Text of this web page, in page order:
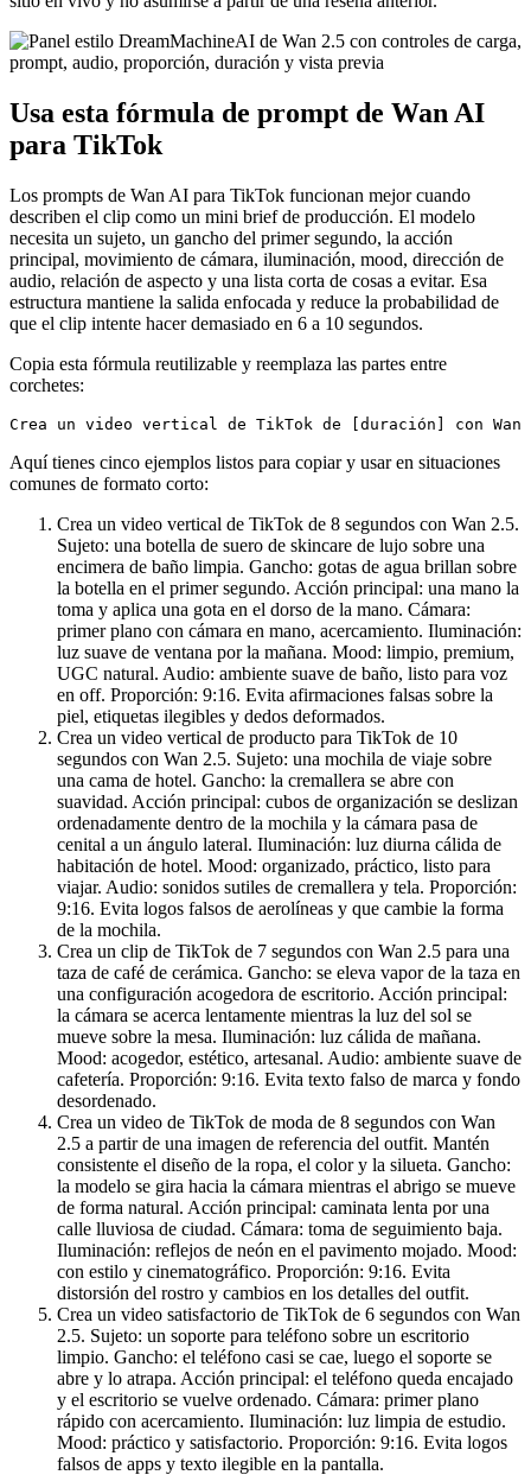
Usa esta fórmula de prompt de Wan AI
para TikTok
Los prompts de Wan AI para TikTok funcionan mejor cuando
describen el clip como un mini brief de producción. El modelo
necesita un sujeto, un gancho del primer segundo, la acción
principal, movimiento de cámara, iluminación, mood, dirección de
audio, relación de aspecto y una lista corta de cosas a evitar. Esa
estructura mantiene la salida enfocada y reduce la probabilidad de
que el clip intente hacer demasiado en 6 a 10 segundos.
Copia esta fórmula reutilizable y reemplaza las partes entre
corchetes:
Aquí tienes cinco ejemplos listos para copiar y usar en situaciones
comunes de formato corto:
Crea un video vertical de TikTok de 8 segundos con Wan 2.5.
Sujeto: una botella de suero de skincare de lujo sobre una
encimera de baño limpia. Gancho: gotas de agua brillan sobre
la botella en el primer segundo. Acción principal: una mano la
toma y aplica una gota en el dorso de la mano. Cámara:
primer plano con cámara en mano, acercamiento. Iluminación:
luz suave de ventana por la mañana. Mood: limpio, premium,
UGC natural. Audio: ambiente suave de baño, listo para voz
en off. Proporción: 9:16. Evita afirmaciones falsas sobre la
piel, etiquetas ilegibles y dedos deformados.
Crea un video vertical de producto para TikTok de 10
segundos con Wan 2.5. Sujeto: una mochila de viaje sobre
una cama de hotel. Gancho: la cremallera se abre con
suavidad. Acción principal: cubos de organización se deslizan
ordenadamente dentro de la mochila y la cámara pasa de
cenital a un ángulo lateral. Iluminación: luz diurna cálida de
habitación de hotel. Mood: organizado, práctico, listo para
viajar. Audio: sonidos sutiles de cremallera y tela. Proporción:
9:16. Evita logos falsos de aerolíneas y que cambie la forma
de la mochila.
Crea un clip de TikTok de 7 segundos con Wan 2.5 para una
taza de café de cerámica. Gancho: se eleva vapor de la taza en
una configuración acogedora de escritorio. Acción principal:
la cámara se acerca lentamente mientras la luz del sol se
mueve sobre la mesa. Iluminación: luz cálida de mañana.
Mood: acogedor, estético, artesanal. Audio: ambiente suave de
cafetería. Proporción: 9:16. Evita texto falso de marca y fondo
desordenado.
Crea un video de TikTok de moda de 8 segundos con Wan
2.5 a partir de una imagen de referencia del outfit. Mantén
consistente el diseño de la ropa, el color y la silueta. Gancho:
la modelo se gira hacia la cámara mientras el abrigo se mueve
de forma natural. Acción principal: caminata lenta por una
calle lluviosa de ciudad. Cámara: toma de seguimiento baja.
Iluminación: reflejos de neón en el pavimento mojado. Mood:
con estilo y cinematográfico. Proporción: 9:16. Evita
distorsión del rostro y cambios en los detalles del outfit.
Crea un video satisfactorio de TikTok de 6 segundos con Wan
2.5. Sujeto: un soporte para teléfono sobre un escritorio
limpio. Gancho: el teléfono casi se cae, luego el soporte se
abre y lo atrapa. Acción principal: el teléfono queda encajado
y el escritorio se vuelve ordenado. Cámara: primer plano
rápido con acercamiento. Iluminación: luz limpia de estudio.
Mood: práctico y satisfactorio. Proporción: 9:16. Evita logos
falsos de apps y texto ilegible en la pantalla.